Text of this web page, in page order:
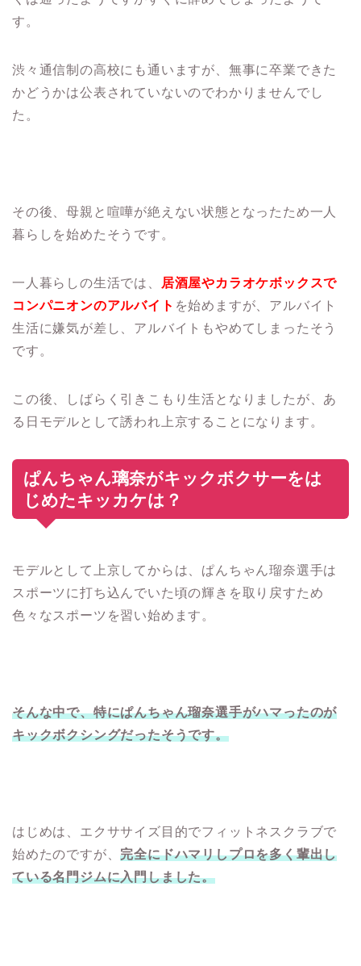
す。
渋々通信制の高校にも通いますが、無事に卒業できた
かどうかは公表されていないのでわかりませんでし
た。
その後、母親と喧嘩が絶えない状態となったため一人
暮らしを始めたそうです。
一人暮らしの生活では、
居酒屋やカラオケボックスで
コンパニオンのアルバイト を始めますが、アルバイト
生活に嫌気が差し、アルバイトもやめてしまったそう
です。
この後、しばらく引きこもり生活となりましたが、あ
る日モデルとして誘われ上京することになります。
ぱんちゃん璃奈がキックボクサーをは
じめたキッカケは？
モデルとして上京してからは、ぱんちゃん瑠奈選手は
スポーツに打ち込んでいた頃の輝きを取り戻すため
色々なスポーツを習い始めます。
そんな中で、特にぱんちゃん瑠奈選手がハマったのが
キックボクシングだったそうです。
はじめは、エクササイズ目的でフィットネスクラブで
始めたのですが、完全にドハマリしプロを多く輩出し
ている名門ジムに入門しました。